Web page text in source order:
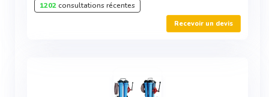
1202consultations récentes
Recevoir un devis